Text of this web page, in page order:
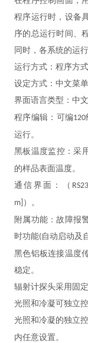
程序运行时，设备
序的总运行时间、
同时，各系统的运
运行方式：程序方
设定方式：中文菜
界面语言类型：中文
程序编辑：可编120
运行。
黑板温度监控：采
的样品表面温度。
通信界面：（
m] ）。
附属功能：故障报
时功能(自动启动及
黑色铝板连接温度
稳定。
辐射计探头采用固
光照和冷凝可独立
光照和冷凝的独立
内任意设置。